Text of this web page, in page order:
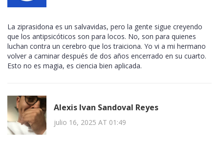
La ziprasidona es un salvavidas, pero la gente sigue creyendo
que los antipsicóticos son para locos. No, son para quienes
luchan contra un cerebro que los traiciona. Yo vi a mi hermano
volver a caminar después de dos años encerrado en su cuarto.
Esto no es magia, es ciencia bien aplicada.
Alexis Ivan Sandoval Reyes
julio 16, 2025 AT 01:49